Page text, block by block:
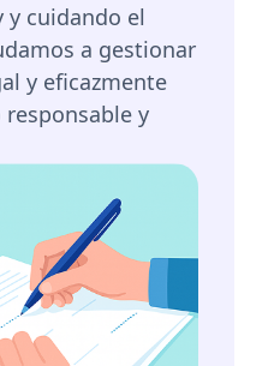
y cuidando el
a gestionar
y eficazmente
responsable y